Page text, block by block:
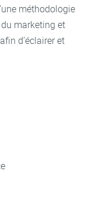
méthodologie
marketing et
d’éclairer et